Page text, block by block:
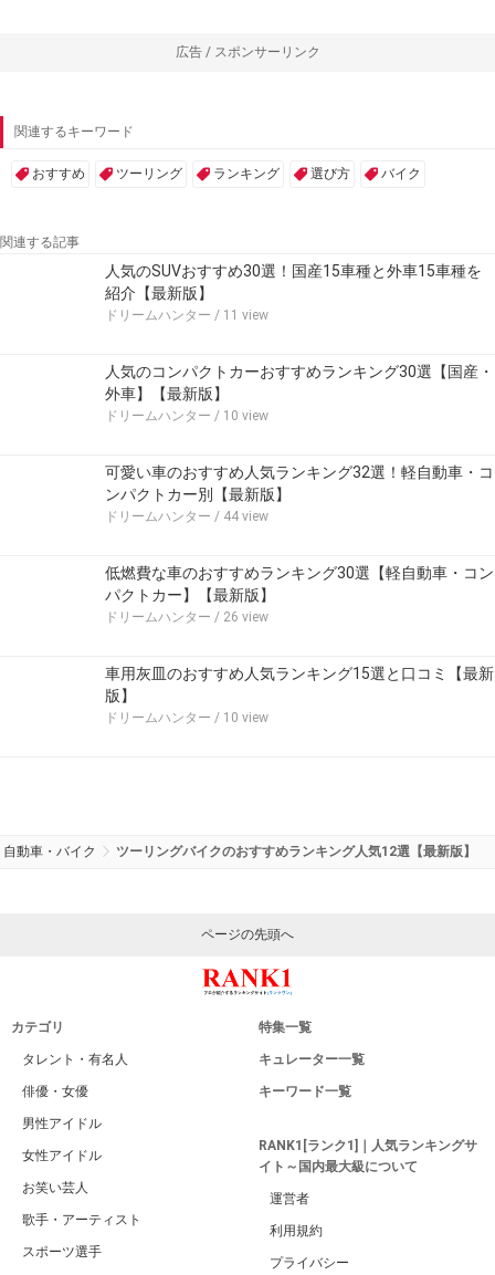
広告 / スポンサーリンク
関連するキーワード
おすすめ ツーリング ランキング 選び方 バイク
関連する記事
人気のSUVおすすめ30選！国産15車種と外車15車種を
紹介【最新版】
ドリームハンター / 11 view
人気のコンパクトカーおすすめランキング30選【国産・
外車】【最新版】
ドリームハンター / 10 view
可愛い車のおすすめ人気ランキング32選！軽自動車・コ
ンパクトカー別【最新版】
ドリームハンター / 44 view
低燃費な車のおすすめランキング30選【軽自動車・コン
パクトカー】【最新版】
ドリームハンター / 26 view
車用灰皿のおすすめ人気ランキング15選と口コミ【最新
版】
ドリームハンター / 10 view
自動車・バイク ツーリングバイクのおすすめランキング人気12選【最新版】
ページの先頭へ
カテゴリ
タレント・有名人
俳優・女優
男性アイドル
女性アイドル
お笑い芸人
歌手・アーティスト
スポーツ選手
特集一覧
キュレーター一覧
キーワード一覧
RANK1[ランク1]｜人気ランキングサ
イト～国内最大級について
運営者
利用規約
プライバシー